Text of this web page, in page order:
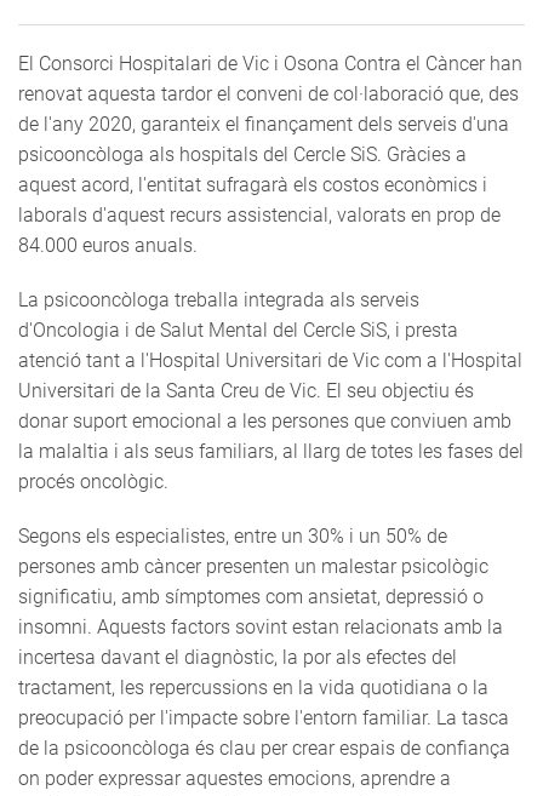
El Consorci Hospitalari de Vic i Osona Contra el Càncer han
renovat aquesta tardor el conveni de col·laboració que, des
de l'any 2020, garanteix el finançament dels serveis d'una
psicooncòloga als hospitals del Cercle SiS. Gràcies a
aquest acord, l'entitat sufragarà els costos econòmics i
laborals d'aquest recurs assistencial, valorats en prop de
84.000 euros anuals.
La psicooncòloga treballa integrada als serveis
d'Oncologia i de Salut Mental del Cercle SiS, i presta
atenció tant a l'Hospital Universitari de Vic com a l'Hospital
Universitari de la Santa Creu de Vic. El seu objectiu és
donar suport emocional a les persones que conviuen amb
la malaltia i als seus familiars, al llarg de totes les fases del
procés oncològic.
Segons els especialistes, entre un 30% i un 50% de
persones amb càncer presenten un malestar psicològic
significatiu, amb símptomes com ansietat, depressió o
insomni. Aquests factors sovint estan relacionats amb la
incertesa davant el diagnòstic, la por als efectes del
tractament, les repercussions en la vida quotidiana o la
preocupació per l'impacte sobre l'entorn familiar. La tasca
de la psicooncòloga és clau per crear espais de confiança
on poder expressar aquestes emocions, aprendre a